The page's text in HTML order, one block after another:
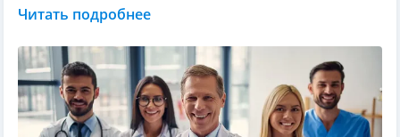
Читать подробнее